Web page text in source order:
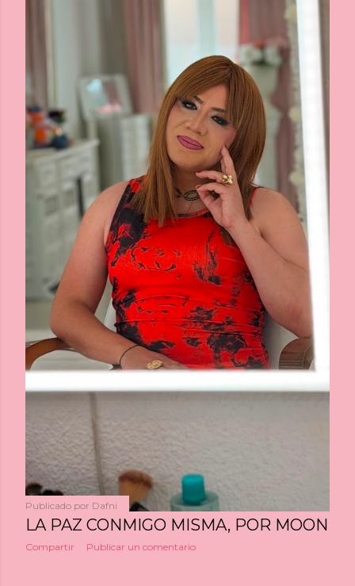
Publicado por Dafni
LA PAZ CONMIGO MISMA, POR MOON
Compartir Publicar un comentario